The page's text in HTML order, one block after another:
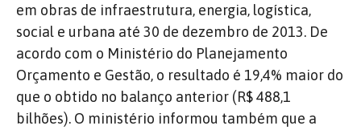
em obras de infraestrutura, energia, logística,
social e urbana até 30 de dezembro de 2013. De
acordo com o Ministério do Planejamento
Orçamento e Gestão, o resultado é 19,4% maior do
que o obtido no balanço anterior (R$ 488,1
bilhões). O ministério informou também que a